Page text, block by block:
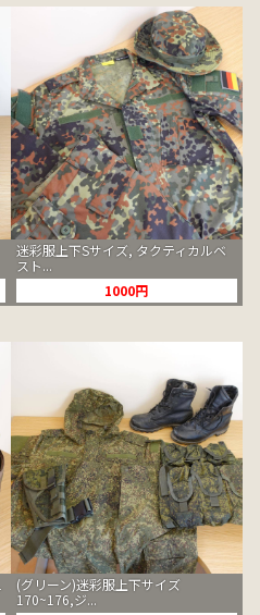
迷彩服上下Sサイズ, タクティカルベ
スト...
1000円
(グリーン)迷彩服上下サイズ
170~176,ジ...